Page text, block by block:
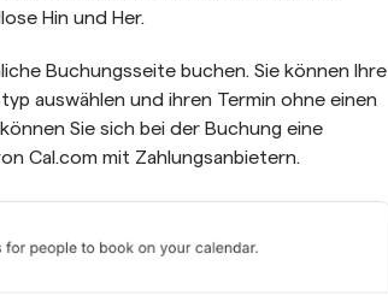
Hin und Her.
Buchungsseite buchen. Sie können Ihre
auswählen und ihren Termin ohne einen
Sie sich bei der Buchung eine
Cal.com mit Zahlungsanbietern.